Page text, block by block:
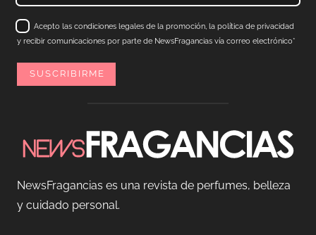
Acepto las condiciones legales de la promoción, la política de privacidad
y recibir comunicaciones por parte de NewsFragancias vía correo electrónico*
NewsFragancias es una revista de perfumes, belleza
y cuidado personal.